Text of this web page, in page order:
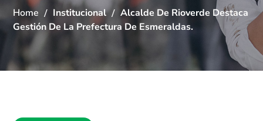
Home Institucional
Alcalde De Rioverde Destaca
Gestión De La Prefectura De Esmeraldas.